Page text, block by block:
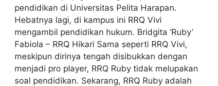
pendidikan di Universitas Pelita Harapan.
Hebatnya lagi, di kampus ini RRQ Vivi
mengambil pendidikan hukum. Bridgita ‘Ruby’
Fabiola – RRQ Hikari Sama seperti RRQ Vivi,
meskipun dirinya tengah disibukkan dengan
menjadi pro player, RRQ Ruby tidak melupakan
soal pendidikan. Sekarang, RRQ Ruby adalah